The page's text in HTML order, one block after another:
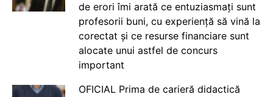
de erori îmi arată ce entuziasmați sunt
profesorii buni, cu experiență să vină la
corectat și ce resurse financiare sunt
alocate unui astfel de concurs
important
OFICIAL Prima de carieră didactică